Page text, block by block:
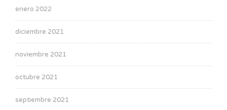
enero 2022
diciembre 2021
noviembre 2021
octubre 2021
septiembre 2021